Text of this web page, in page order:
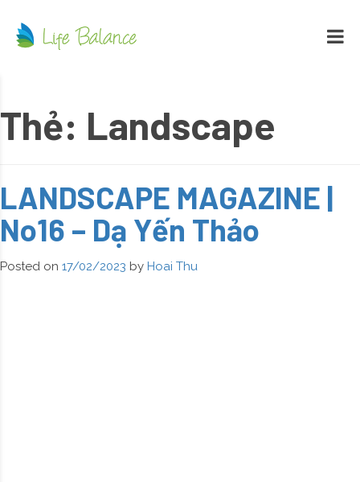
Thẻ: Landscape
LANDSCAPE MAGAZINE |
No16 – Dạ Yến Thảo
Posted on 17/02/2023 by Hoai Thu